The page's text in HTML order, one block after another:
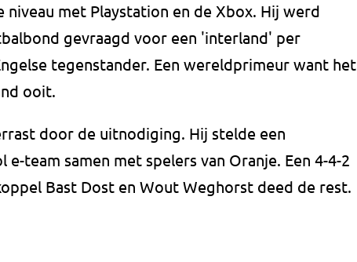
met Playstation en de Xbox. Hij werd
gevraagd voor een 'interland' per
tegenstander. Een wereldprimeur want het
ooit.
door de uitnodiging. Hij stelde een
e-team samen met spelers van Oranje. Een 4-4-2
Bast Dost en Wout Weghorst deed de rest.